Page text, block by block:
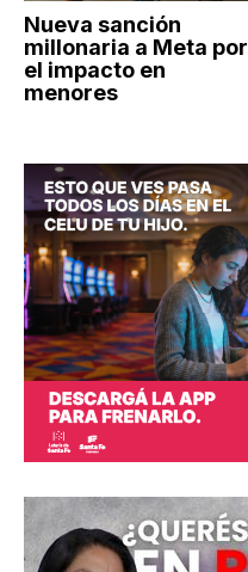
Nueva sanción
millonaria a Meta por
el impacto en
menores